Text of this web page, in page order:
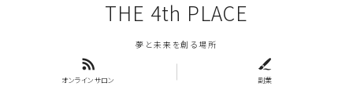
THE 4th PLACE
夢と未来を創る場所
オンラインサロン 副業